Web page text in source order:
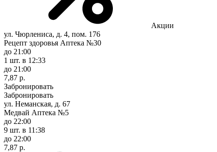
Акции
ул. Чюрлениса, д. 4, пом. 176
Рецепт здоровья Аптека №30
до 21:00
1 шт. в 12:33
до 21:00
7,87 р.
Забронировать
Забронировать
ул. Неманская, д. 67
Медвай Аптека №5
до 22:00
9 шт. в 11:38
до 22:00
7,87 р.